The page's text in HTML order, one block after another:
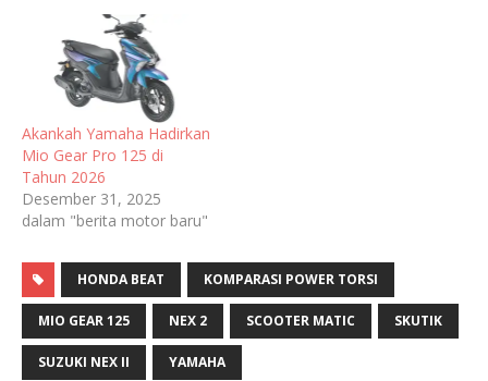
Akankah Yamaha Hadirkan
Mio Gear Pro 125 di
Tahun 2026
Desember 31, 2025
dalam "berita motor baru"
HONDA BEAT KOMPARASI POWER TORSI
MIO GEAR 125 NEX 2 SCOOTER MATIC SKUTIK
SUZUKI NEX II YAMAHA